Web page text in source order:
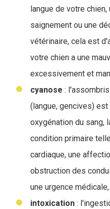
langue de votre chien,
saignement ou une
vétérinaire, cela est
votre chien a une
excessivement et
cyanose :
(langue, gencives) est
oxygénation du sang,
condition primaire
cardiaque, une
obstruction des
une urgence médicale,
intoxication :